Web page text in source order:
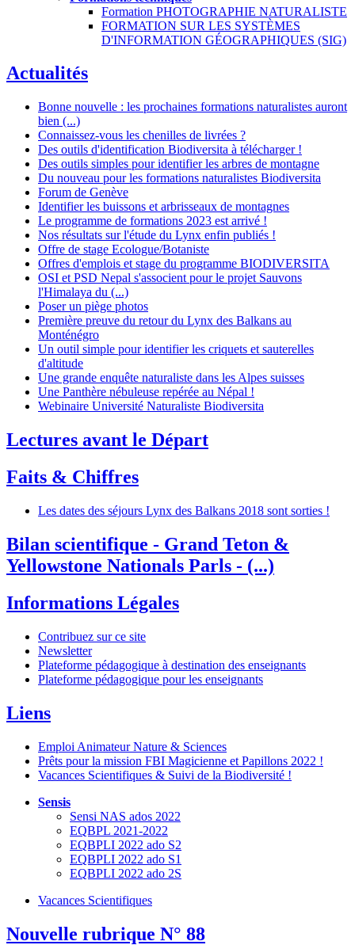
Formation PHOTOGRAPHIE NATURALISTE
FORMATION SUR LES SYSTÈMES
D'INFORMATION GÉOGRAPHIQUES (SIG)
Actualités
Bonne nouvelle : les prochaines formations naturalistes auront
bien (...)
Connaissez-vous les chenilles de livrées ?
Des outils d'identification Biodiversita à télécharger !
Des outils simples pour identifier les arbres de montagne
Du nouveau pour les formations naturalistes Biodiversita
Forum de Genève
Identifier les buissons et arbrisseaux de montagnes
Le programme de formations 2023 est arrivé !
Nos résultats sur l'étude du Lynx enfin publiés !
Offre de stage Ecologue/Botaniste
Offres d'emplois et stage du programme BIODIVERSITA
OSI et PSD Nepal s'associent pour le projet Sauvons
l'Himalaya du (...)
Poser un piège photos
Première preuve du retour du Lynx des Balkans au
Monténégro
Un outil simple pour identifier les criquets et sauterelles
d'altitude
Une grande enquête naturaliste dans les Alpes suisses
Une Panthère nébuleuse repérée au Népal !
Webinaire Université Naturaliste Biodiversita
Lectures avant le Départ
Faits & Chiffres
Les dates des séjours Lynx des Balkans 2018 sont sorties !
Bilan scientifique - Grand Teton &
Yellowstone Nationals Parls - (...)
Informations Légales
Contribuez sur ce site
Newsletter
Plateforme pédagogique à destination des enseignants
Plateforme pédagogique pour les enseignants
Liens
Emploi Animateur Nature & Sciences
Prêts pour la mission FBI Magicienne et Papillons 2022 !
Vacances Scientifiques & Suivi de la Biodiversité !
Sensis
Sensi NAS ados 2022
EQBPL 2021-2022
EQBPLI 2022 ado S2
EQBPLI 2022 ado S1
EQBPLI 2022 ado 2S
Vacances Scientifiques
Nouvelle rubrique N° 88